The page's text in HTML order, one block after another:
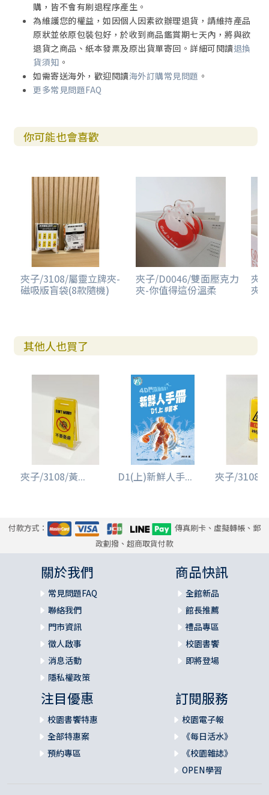
購，皆不會有刷退程序產生。
為維護您的權益，如因個人因素欲辦理退貨，請維持產品
原狀並依原包裝包好，於收到商品鑑賞期七天內，將與欲
退貨之商品、紙本發票及原出貨單寄回。詳細可閱讀退換
貨須知 。
如需寄送海外，歡迎閱讀海外訂購常見問題 。
更多常見問題FAQ
你可能也會喜歡
夾子/3108/屬靈立牌夾-
磁吸版盲袋(8款隨機)
夾子/D0046/雙面壓克力
夾-你值得這份溫柔
夾
夾-
其他人也買了
夾子/3108/黃... D1(上)新鮮人手... 夾子/3108/
付款方式：
傳真刷卡、虛擬轉帳、郵
政劃撥、超商取貨付款
關於我們
常見問題FAQ
聯絡我們
門市資訊
徵人啟事
消息活動
隱私權政策
商品快訊
全館新品
館長推薦
禮品專區
校園書饗
即將登場
注目優惠
校園書饗特惠
全部特惠案
預約專區
訂閱服務
校園電子報
《每日活水》
《校園雜誌》
OPEN學習